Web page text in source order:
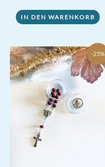
IN DEN WARENKORB
-25%